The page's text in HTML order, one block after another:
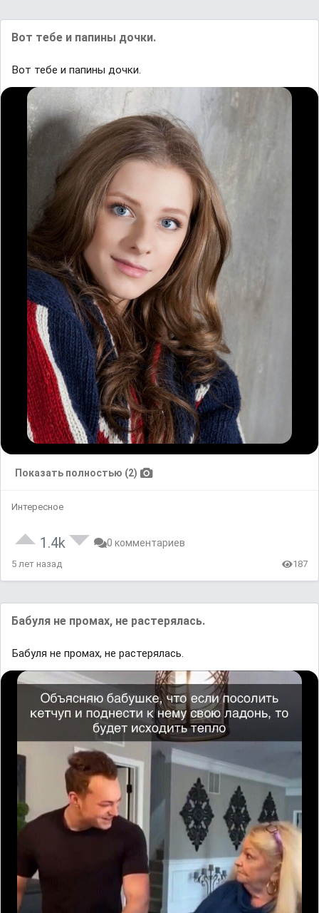
Вот тебе и папины дочки.
Вот тебе и папины дочки.
Показать полностью (2)
Интересное
1.4k 0 комментариев
5 лет назад 187
Бабуля не промах, не растерялась.
Бабуля не промах, не растерялась.